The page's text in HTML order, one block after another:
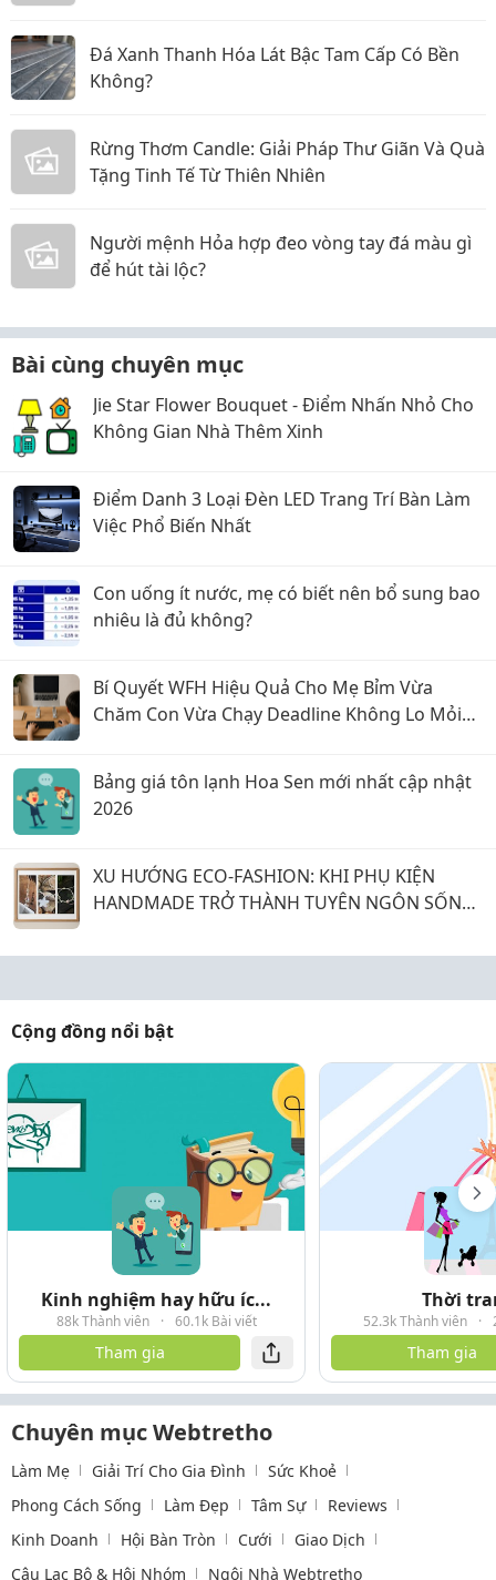
Đá Xanh Thanh Hóa Lát Bậc Tam Cấp Có Bền
Không?
Rừng Thơm Candle: Giải Pháp Thư Giãn Và Quà
Tặng Tinh Tế Từ Thiên Nhiên
Người mệnh Hỏa hợp đeo vòng tay đá màu gì
để hút tài lộc?
Bài cùng chuyên mục
Jie Star Flower Bouquet - Điểm Nhấn Nhỏ Cho
Không Gian Nhà Thêm Xinh
Điểm Danh 3 Loại Đèn LED Trang Trí Bàn Làm
Việc Phổ Biến Nhất
Con uống ít nước, mẹ có biết nên bổ sung bao
nhiêu là đủ không?
Bí Quyết WFH Hiệu Quả Cho Mẹ Bỉm Vừa
Chăm Con Vừa Chạy Deadline Không Lo Mỏi
Bảng giá tôn lạnh Hoa Sen mới nhất cập nhật
2026
XU HƯỚNG ECO-FASHION: KHI PHỤ KIỆN
HANDMADE TRỞ THÀNH TUYÊN NGÔN SỐNG
Cộng đồng nổi bật
Kinh nghiệm hay hữu íc...
88k Thành viên · 60.1k Bài viết
Tham gia
Thời
52.3k Thành viên ·
Tham gia
Chuyên mục Webtretho
Làm Mẹ Giải Trí Cho Gia Đình
Sức Khoẻ
Phong Cách Sống
Làm Đẹp Tâm Sự
Reviews
Kinh Doanh
Hội Bàn Tròn Cưới
Giao Dịch
Câu Lạc Bộ & Hội Nhóm
Ngôi Nhà Webtretho